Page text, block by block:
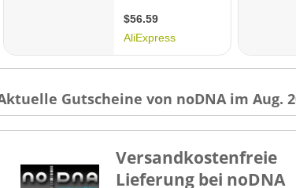
Gutscheine von noDNA im Aug.
Versandkostenfreie
Lieferung bei noDNA